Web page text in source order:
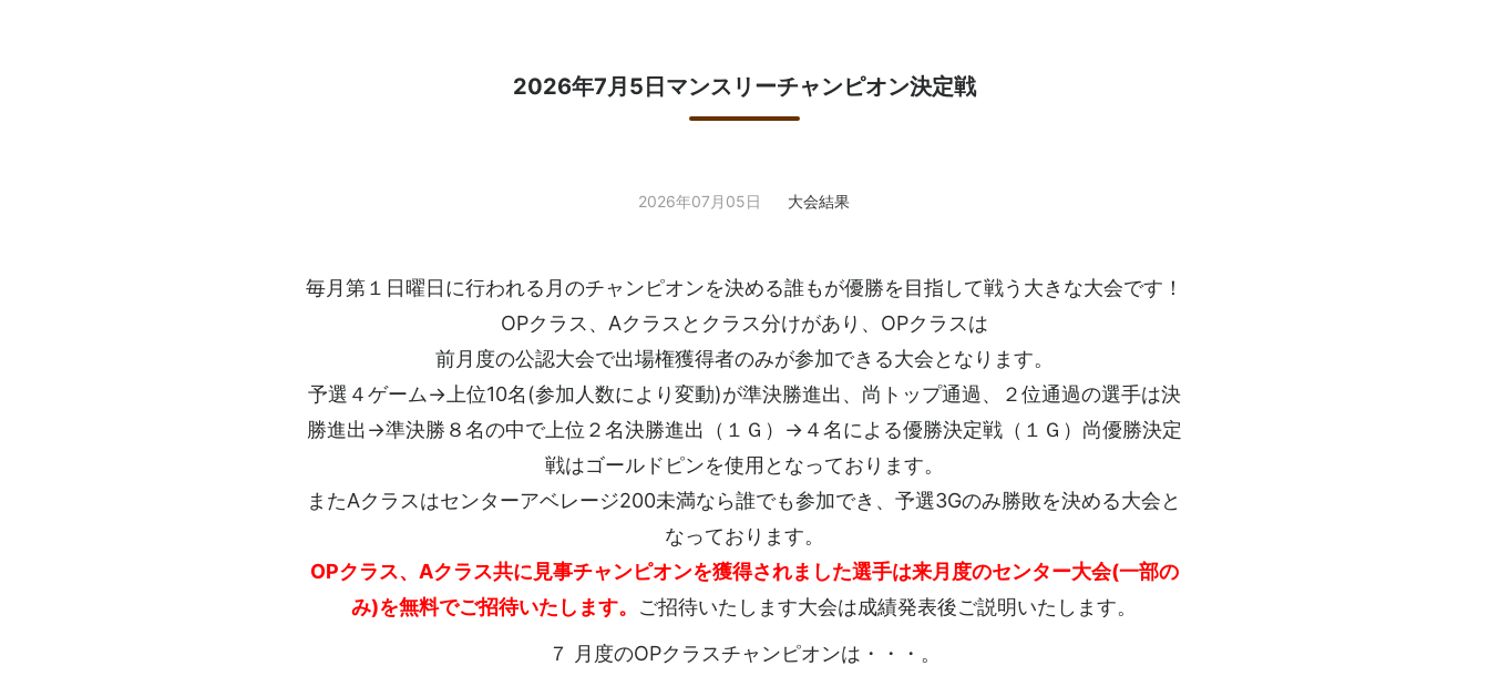
2026年7月5日マンスリーチャンピオン決定戦
2026年07月05日 大会結果
毎月第１日曜日に行われる月のチャンピオンを決める誰もが優勝を目指して戦う大きな大会です！
OPクラス、Aクラスとクラス分けがあり、OPクラスは
前月度の公認大会で出場権獲得者のみが参加できる大会となります。
予選４ゲーム→上位10名(参加人数により変動)が準決勝進出、尚トップ通過、２位通過の選手は決
勝進出→準決勝８名の中で上位２名決勝進出（１Ｇ）→４名による優勝決定戦（１Ｇ）尚優勝決定
戦はゴールドピンを使用となっております。
またAクラスはセンターアベレージ200未満なら誰でも参加でき、予選3Gのみ勝敗を決める大会と
なっております。
OPクラス、Aクラス共に見事チャンピオンを獲得されました選手は来月度のセンター大会(一部の
み)を無料でご招待いたします。 ご招待いたします大会は成績発表後ご説明いたします。
７ 月度のOPクラスチャンピオンは・・・。